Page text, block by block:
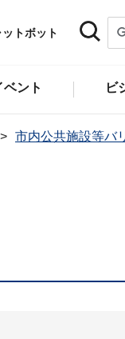
トボット
ント ビ
市内公共施設等バ